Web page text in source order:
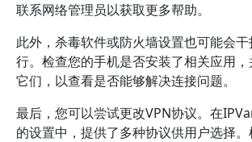
联系网络管理员以获取更多帮助。
此外，杀毒软件或防火墙设置也可能会
行。检查您的手机是否安装了相关应用
它们，以查看是否能够解决连接问题。
最后，您可以尝试更改VPN协议。在
的设置中，提供了多种协议供用户选择